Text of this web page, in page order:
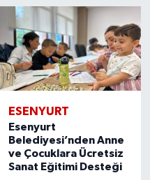
ESENYURT
Esenyurt
Belediyesi’nden Anne
ve Çocuklara Ücretsiz
Sanat Eğitimi Desteği